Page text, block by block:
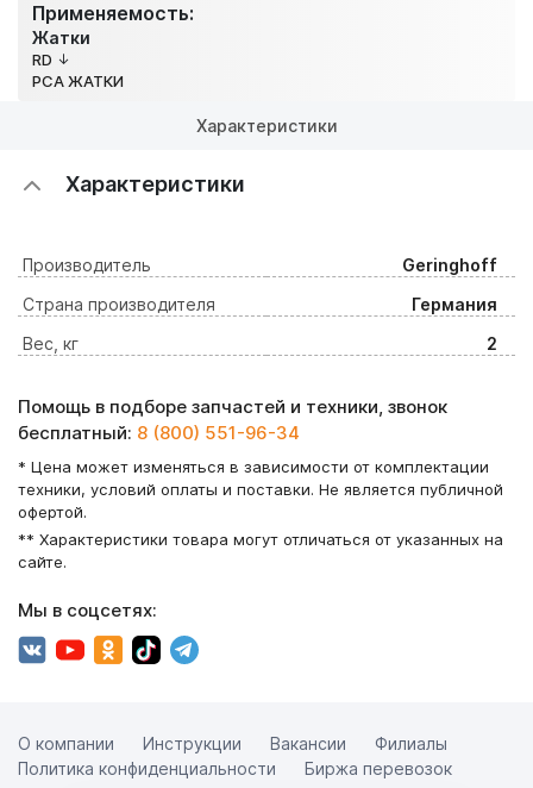
Применяемость:
Жатки
RD
PCA ЖАТКИ
Характеристики
Характеристики
Производитель
Geringhoff
Страна производителя
Германия
Вес, кг
2
Помощь в подборе запчастей и техники, звонок
бесплатный: 8 (800) 551-96-34
* Цена может изменяться в зависимости от комплектации
техники, условий оплаты и поставки. Не является публичной
офертой.
** Характеристики товара могут отличаться от указанных на
сайте.
Мы в соцсетях:
О компании Инструкции Вакансии
Филиалы
Политика конфиденциальности
Биржа перевозок